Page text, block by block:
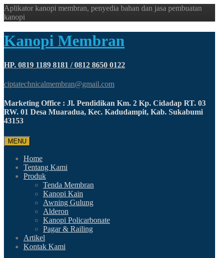
Aplikator kanopi membran, penyedia bahan dan jasa pembuatan
kanopi
Kanopi Membran
HP. 0819 1189 8181 / 0812 8650 0122
ciptatechnicalmembran@gmail.com
Marketing Office : Jl. Pendidikan Km. 2 Kp. Cidadap RT. 03
RW. 01 Desa Muaradua, Kec. Kadudampit, Kab. Sukabumi
43153
MENU
Home
Tentang Kami
Produk
Tenda Membran
Kanopi Kain
Awning Gulung
Alderon
Kanopi Policarbonate
Pagar & Railing
Artikel
Kontak Kami